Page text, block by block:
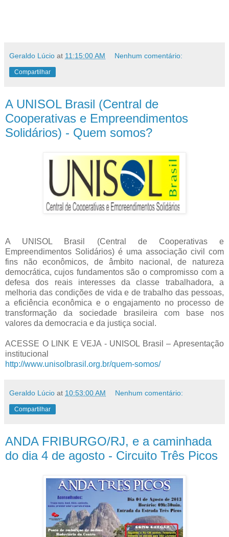
Geraldo Lúcio at 11:15:00 AM Nenhum comentário:
Compartilhar
A UNISOL Brasil (Central de
Cooperativas e Empreendimentos
Solidários) - Quem somos?
A UNISOL Brasil (Central de Cooperativas e
Empreendimentos Solidários) é uma associação civil com
fins não econômicos, de âmbito nacional, de natureza
democrática, cujos fundamentos são o compromisso com a
defesa dos reais interesses da classe trabalhadora, a
melhoria das condições de vida e de trabalho das pessoas,
a eficiência econômica e o engajamento no processo de
transformação da sociedade brasileira com base nos
valores da democracia e da justiça social.
ACESSE O LINK E VEJA - UNISOL Brasil – Apresentação
institucional
http://www.unisolbrasil.org.br/quem-somos/
Geraldo Lúcio at 10:53:00 AM Nenhum comentário:
Compartilhar
ANDA FRIBURGO/RJ, e a caminhada
do dia 4 de agosto - Circuito Três Picos